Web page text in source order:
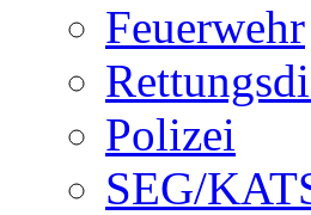
Feuerwehr
Polizei
SEG/